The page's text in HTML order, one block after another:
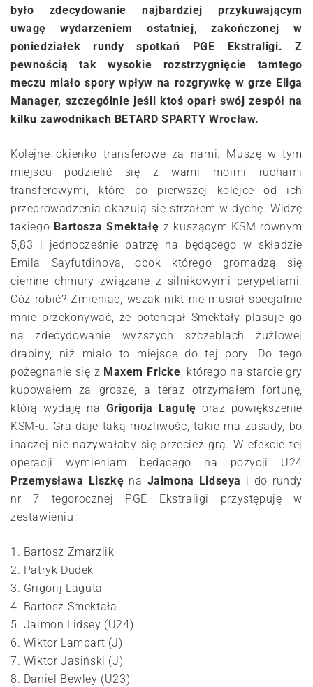
było zdecydowanie najbardziej przykuwającym
uwagę wydarzeniem ostatniej, zakończonej w
poniedziałek rundy spotkań PGE Ekstraligi. Z
pewnością tak wysokie rozstrzygnięcie tamtego
meczu miało spory wpływ na rozgrywkę w grze Eliga
Manager, szczególnie jeśli ktoś oparł swój zespół na
kilku zawodnikach BETARD SPARTY Wrocław.
Kolejne okienko transferowe za nami. Muszę w tym
miejscu podzielić się z wami moimi ruchami
transferowymi, które po pierwszej kolejce od ich
przeprowadzenia okazują się strzałem w dychę. Widzę
takiego Bartosza Smektałę z kuszącym KSM równym
5,83 i jednocześnie patrzę na będącego w składzie
Emila Sayfutdinova, obok którego gromadzą się
ciemne chmury związane z silnikowymi perypetiami.
Cóż robić? Zmieniać, wszak nikt nie musiał specjalnie
mnie przekonywać, że potencjał Smektały plasuje go
na zdecydowanie wyższych szczeblach żużlowej
drabiny, niż miało to miejsce do tej pory. Do tego
pożegnanie się z Maxem Fricke, którego na starcie gry
kupowałem za grosze, a teraz otrzymałem fortunę,
którą wydaję na Grigorija Lagutę oraz powiększenie
KSM-u. Gra daje taką możliwość, takie ma zasady, bo
inaczej nie nazywałaby się przecież grą. W efekcie tej
operacji wymieniam będącego na pozycji U24
Przemysława Liszkę na Jaimona Lidseya i do rundy
nr 7 tegorocznej PGE Ekstraligi przystępuję w
zestawieniu:
1. Bartosz Zmarzlik
2. Patryk Dudek
3. Grigorij Laguta
4. Bartosz Smektała
5. Jaimon Lidsey (U24)
6. Wiktor Lampart (J)
7. Wiktor Jasiński (J)
8. Daniel Bewley (U23)